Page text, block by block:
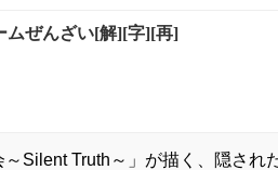
ぜんざい[解][字][再]
Silent Truth～」が描く、隠さ